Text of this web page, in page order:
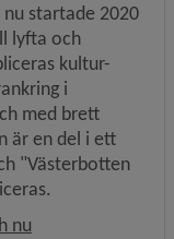
startade 2020
lyfta och
kultur-
i
med brett
är en del i ett
"Västerbotten
nu